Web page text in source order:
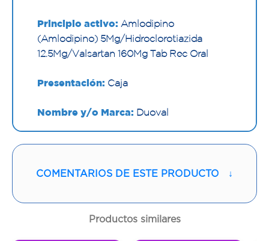
Principio activo: Amlodipino
(Amlodipino) 5Mg/Hidroclorotiazida
12.5Mg/Valsartan 160Mg Tab Rec Oral
Presentación: Caja
Nombre y/o Marca: Duoval
Proveedor:MEGALABS COLOMBIA SAS
Vía de administración:ORAL
Contenido:1 Und
COMENTARIOS DE ESTE PRODUCTO ↓
Productos similares